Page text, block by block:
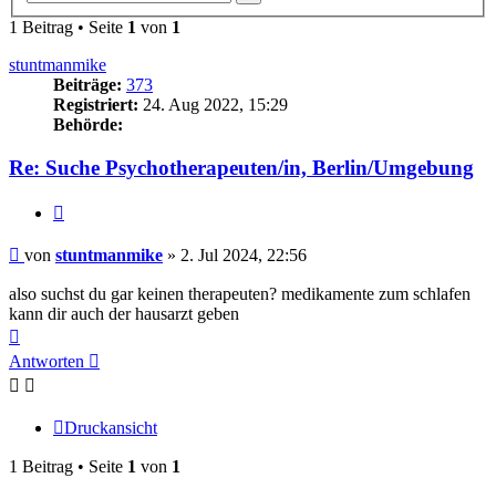
1 Beitrag • Seite 1 von 1
stuntmanmike
Beiträge: 373
Registriert: 24. Aug 2022, 15:29
Behörde:
Re: Suche Psychotherapeuten/in, Berlin/Umgebung
Beitrag
von stuntmanmike » 2. Jul 2024, 22:56
also suchst du gar keinen therapeuten? medikamente zum schlafen
kann dir auch der hausarzt geben
oben
Antworten
Druckansicht
1 Beitrag • Seite 1 von 1